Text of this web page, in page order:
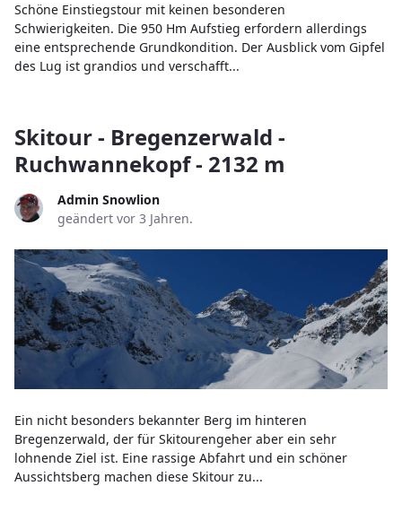
Schöne Einstiegstour mit keinen besonderen
Schwierigkeiten. Die 950 Hm Aufstieg erfordern allerdings
eine entsprechende Grundkondition. Der Ausblick vom Gipfel
des Lug ist grandios und verschafft...
Skitour - Bregenzerwald -
Ruchwannekopf - 2132 m
Admin Snowlion
geändert vor 3 Jahren.
Ein nicht besonders bekannter Berg im hinteren
Bregenzerwald, der für Skitourengeher aber ein sehr
lohnende Ziel ist. Eine rassige Abfahrt und ein schöner
Aussichtsberg machen diese Skitour zu...